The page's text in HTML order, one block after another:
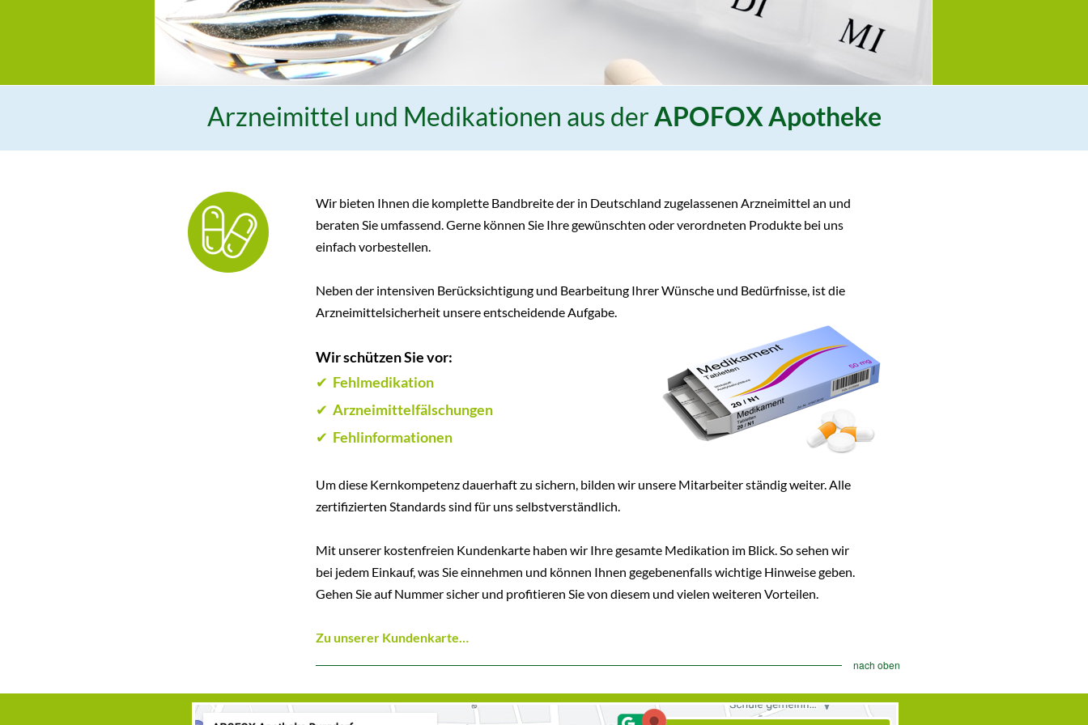
Arzneimittel und Medikationen aus derAPOFOX Apotheke
Wir bieten Ihnen die komplette Bandbreite der in Deutschland zugelassenen Arzneimittel an und
beraten Sie umfassend. Gerne können Sie Ihre gewünschten oder verordneten Produkte bei uns
einfach vorbestellen.
Neben der intensiven Berücksichtigung und Bearbeitung Ihrer Wünsche und Bedürfnisse, ist die
Arzneimittelsicherheit unsere entscheidende Aufgabe.
Wir schützen Sie vor:
✔ Fehlmedikation
✔ Arzneimittelfälschungen
✔ Fehlinformationen
Um diese Kernkompetenz dauerhaft zu sichern, bilden wir unsere Mitarbeiter ständig weiter. Alle
zertifizierten Standards sind für uns selbstverständlich.
Mit unserer kostenfreien Kundenkarte haben wir Ihre gesamte Medikation im Blick. So sehen wir
bei jedem Einkauf, was Sie einnehmen und können Ihnen gegebenenfalls wichtige Hinweise geben.
Gehen Sie auf Nummer sicher und profitieren Sie von diesem und vielen weiteren Vorteilen.
Zu unserer Kundenkarte…
nach oben